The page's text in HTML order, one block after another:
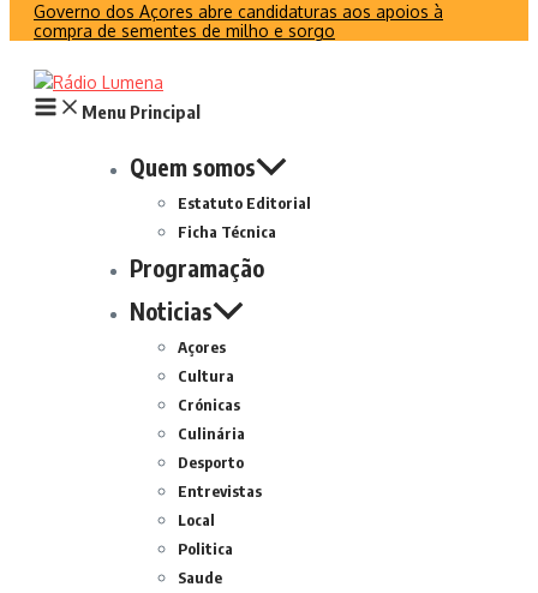
Governo dos Açores abre candidaturas aos apoios à
compra de sementes de milho e sorgo
Menu Principal
Quem somos
Estatuto Editorial
Ficha Técnica
Programação
Noticias
Açores
Cultura
Crónicas
Culinária
Desporto
Entrevistas
Local
Politica
Saude